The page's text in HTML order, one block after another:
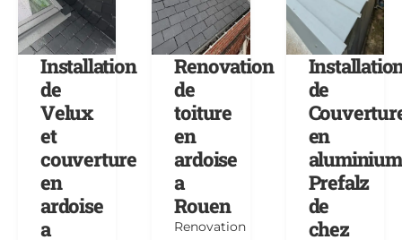
Installation
de
Velux
et
couverture
en
ardoise
a
Renovation
de
toiture
en
ardoise
a
Rouen
Renovation
de
en
aluminium
Prefalz
de
chez